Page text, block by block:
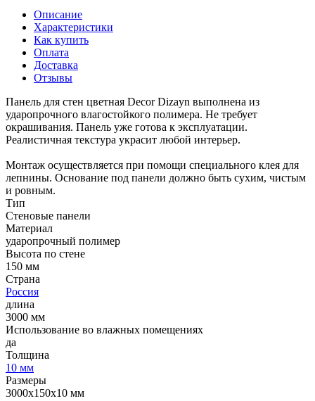
Описание
Характеристики
Как купить
Оплата
Доставка
Отзывы
Панель для стен цветная Decor Dizayn выполнена из
ударопрочного влагостойкого полимера. Не требует
окрашивания. Панель уже готова к эксплуатации.
Реалистичная текстура украсит любой интерьер.
Монтаж осуществляется при помощи специального клея для
лепнины. Основание под панели должно быть сухим, чистым
и ровным.
Тип
Стеновые панели
Материал
ударопрочный полимер
Высота по стене
150 мм
Страна
Россия
длина
3000 мм
Использование во влажных помещениях
да
Толщина
10 мм
Размеры
3000х150х10 мм